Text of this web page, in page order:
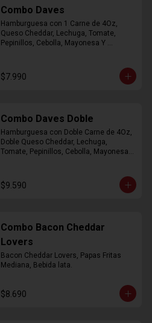
Combo Daves
Hamburguesa con 1 Carne de 4Oz,
Queso Cheddar, Lechuga, Tomate,
Pepinillos, Cebolla, Mayonesa Y
$7.990
Combo Daves Doble
Hamburguesa con Doble Carne de 4Oz,
Doble Queso Cheddar, Lechuga,
Tomate, Pepinillos, Cebolla, Mayonesa y
$9.590
Combo Bacon Cheddar
Lovers
Bacon Cheddar Lovers, Papas Fritas
Mediana, Bebida lata.
$8.690